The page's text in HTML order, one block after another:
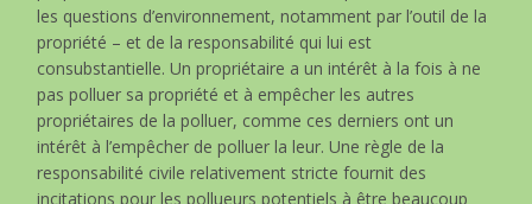
les questions d’environnement, notamment par l’outil de la
propriété – et de la responsabilité qui lui est
consubstantielle. Un propriétaire a un intérêt à la fois à ne
pas polluer sa propriété et à empêcher les autres
propriétaires de la polluer, comme ces derniers ont un
intérêt à l’empêcher de polluer la leur. Une règle de la
responsabilité civile relativement stricte fournit des
incitations pour les pollueurs potentiels à être beaucoup